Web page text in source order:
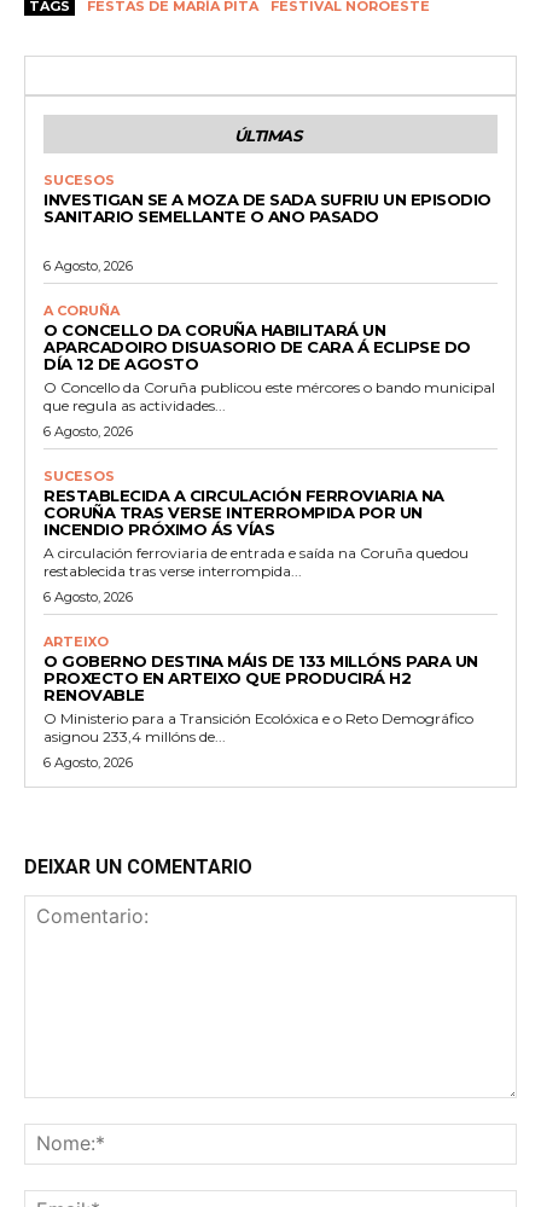
TAGS FESTAS DE MARÍA PITA FESTIVAL NOROESTE
ÚLTIMAS
SUCESOS
INVESTIGAN SE A MOZA DE SADA SUFRIU UN EPISODIO
SANITARIO SEMELLANTE O ANO PASADO
6 Agosto, 2026
A CORUÑA
O CONCELLO DA CORUÑA HABILITARÁ UN
APARCADOIRO DISUASORIO DE CARA Á ECLIPSE DO
DÍA 12 DE AGOSTO
O Concello da Coruña publicou este mércores o bando municipal
que regula as actividades...
6 Agosto, 2026
SUCESOS
RESTABLECIDA A CIRCULACIÓN FERROVIARIA NA
CORUÑA TRAS VERSE INTERROMPIDA POR UN
INCENDIO PRÓXIMO ÁS VÍAS
A circulación ferroviaria de entrada e saída na Coruña quedou
restablecida tras verse interrompida...
6 Agosto, 2026
ARTEIXO
O GOBERNO DESTINA MÁIS DE 133 MILLÓNS PARA UN
PROXECTO EN ARTEIXO QUE PRODUCIRÁ H2
RENOVABLE
O Ministerio para a Transición Ecolóxica e o Reto Demográfico
asignou 233,4 millóns de...
6 Agosto, 2026
DEIXAR UN COMENTARIO